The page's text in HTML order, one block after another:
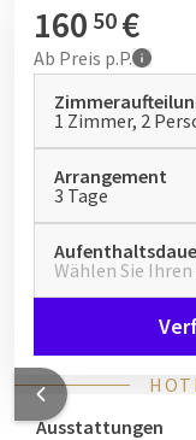
160 50 €
Ab Preis p.P.
1 Zimmer, 2
Arrangement
3 Tage
Wählen Sie
Ausstattungen